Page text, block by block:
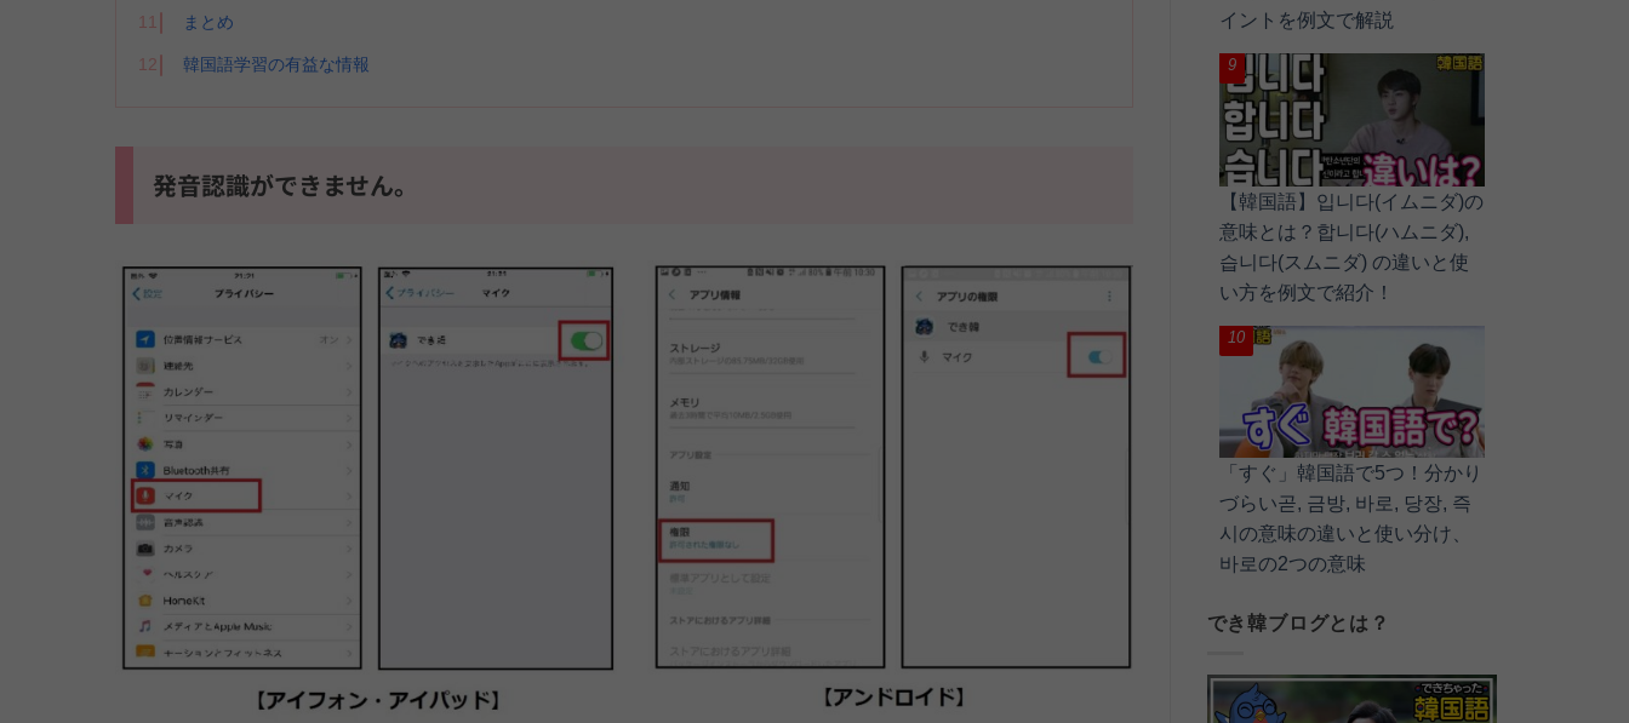
11 まとめ
12 韓国語学習の有益な情報
発音認識ができません。
イントを例文で解説
【韓国語】입니다(イムニダ)の
意味とは？합니다(ハムニダ),
습니다(スムニダ) の違いと使
い方を例文で紹介！
「すぐ」韓国語で5つ！分かり
づらい곧, 금방, 바로, 당장, 즉
시の意味の違いと使い分け、
바로の2つの意味
でき韓ブログとは？